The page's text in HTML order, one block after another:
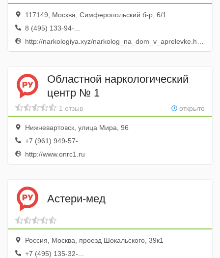
117149, Москва, Симферопольский б-р, 6/1
8 (495) 133-94-...
http://narkologiya.xyz/narkolog_na_dom_v_aprelevke.html
Областной наркологический
центр № 1
открыто
1 отзыв
Нижневартовск, улица Мира, 96
+7 (961) 949-57-...
http://www.onrc1.ru
Астери-мед
Россия, Москва, проезд Шокальского, 39к1
+7 (495) 135-32-...